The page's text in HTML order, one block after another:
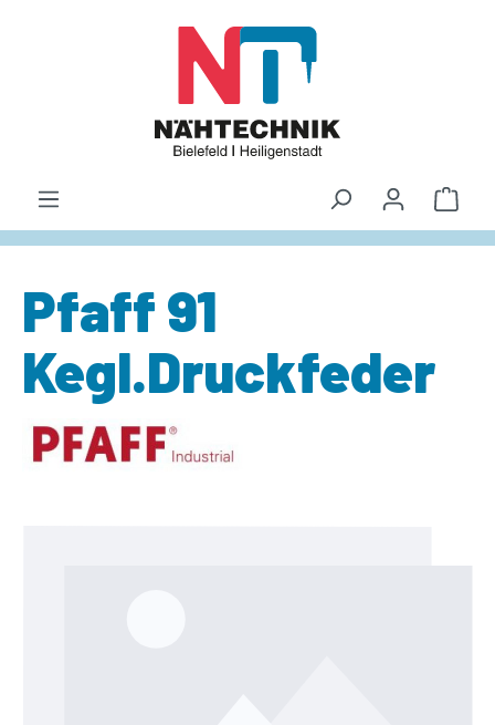
Pfaff 91
Kegl.Druckfeder